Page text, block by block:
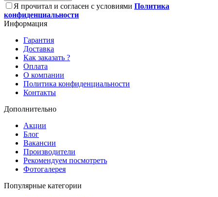
Я прочитал и согласен с условиями Политика
конфиденциальности
Информация
Гарантия
Доставка
Как заказать ?
Оплата
О компании
Политика конфиденциальности
Контакты
Дополнительно
Акции
Блог
Вакансии
Производители
Рекомендуем посмотреть
Фотогалерея
Популярные категории